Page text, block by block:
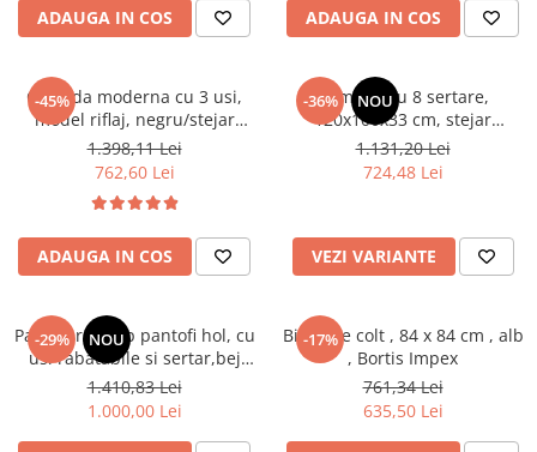
Set mobilier Living
Tabureti
Seturi dormitoare complete
pentru pat
ADAUGA IN COS ADAUGA IN COS
-45%
Comoda moderna cu 3 usi,
model riflaj, negru/stejar
artisan, 120x88x44 cm, Bortis
impex
1.398,11 Lei
762,60 Lei
ADAUGA IN COS
-36% NOU
Comoda cu 8 sertare,
120x100x33 cm, stejar
sonoma/alb, pentru hol,
living, dormitor, birou, Bortis
Impex
1.131,20 Lei
724,48 Lei
VEZI VARIANTE
-29% NOU
Pantofar/dulap pantofi hol, cu
usi rabatabile si sertar,bej
crem casmir, pal+mdf casmir ,
98x 55x34 cm, usa mdf cu
model riflaj, picioare negre,
1.410,83 Lei
1.000,00 Lei
-17%
Birou pe colt , 84 x 84 cm , alb
, Bortis Impex
761,34 Lei
635,50 Lei